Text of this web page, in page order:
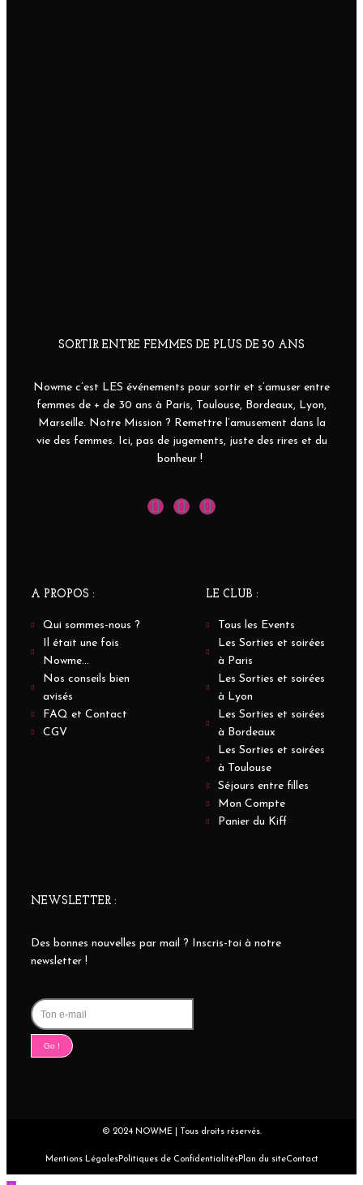
SORTIR ENTRE FEMMES DE PLUS DE 30 ANS
Nowme c’est LES événements pour sortir et s’amuser entre
femmes de + de 30 ans à Paris, Toulouse, Bordeaux, Lyon,
Marseille. Notre Mission ? Remettre l’amusement dans la
vie des femmes. Ici, pas de jugements, juste des rires et du
bonheur !
A PROPOS :
Qui sommes-nous ?
Il était une fois
Nowme...
Nos conseils bien
avisés
FAQ et Contact
CGV
LE CLUB :
Tous les Events
Les Sorties et soirées
à Paris
Les Sorties et soirées
à Lyon
Les Sorties et soirées
à Bordeaux
Les Sorties et soirées
à Toulouse
Séjours entre filles
Mon Compte
Panier du Kiff
NEWSLETTER :
Des bonnes nouvelles par mail ? Inscris-toi à notre
newsletter !
Go !
© 2024 NOWME | Tous droits réservés.
Mentions LégalesPolitiques de ConfidentialitésPlan du siteContact